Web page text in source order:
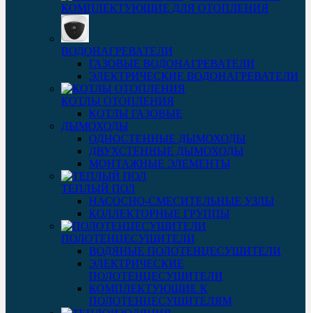
КОМПЛЕКТУЮЩИЕ ДЛЯ ОТОПЛЕНИЯ
ВОДОНАГРЕВАТЕЛИ
ГАЗОВЫЕ ВОДОНАГРЕВАТЕЛИ
ЭЛЕКТРИЧЕСКИЕ ВОДОНАГРЕВАТЕЛИ
КОТЛЫ ОТОПЛЕНИЯ
КОТЛЫ ГАЗОВЫЕ
ДЫМОХОДЫ
ОДНОСТЕННЫЕ ДЫМОХОДЫ
ДВУХСТЕННЫЕ ДЫМОХОДЫ
МОНТАЖНЫЕ ЭЛЕМЕНТЫ
ТЕПЛЫЙ ПОЛ
НАСОСНО-СМЕСИТЕЛЬНЫЕ УЗЛЫ
КОЛЛЕКТОРНЫЕ ГРУППЫ
ПОЛОТЕНЦЕСУШИТЕЛИ
ВОДЯНЫЕ ПОЛОТЕНЦЕСУШИТЕЛИ
ЭЛЕКТРИЧЕСКИЕ
ПОЛОТЕНЦЕСУШИТЕЛИ
КОМПЛЕКТУЮЩИЕ К
ПОЛОТЕНЦЕСУШИТЕЛЯМ